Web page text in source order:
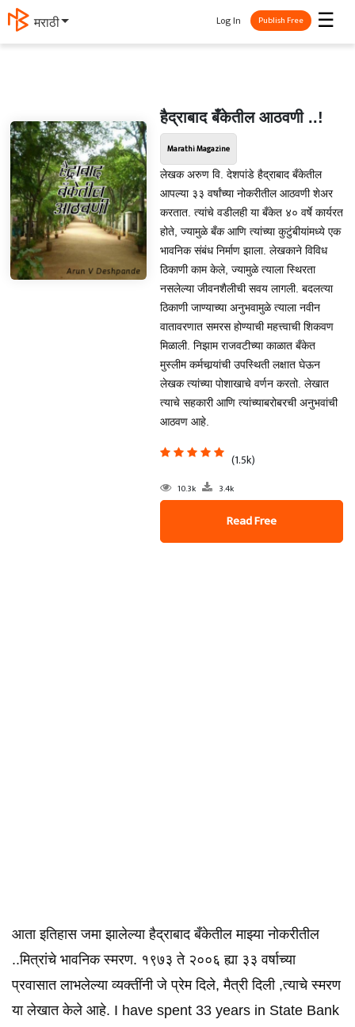
मराठी ☰
Log In Publish Free
हैद्राबाद बँकेतील आठवणी ..!
Marathi Magazine
लेखक अरुण वि. देशपांडे हैद्राबाद बँकेतील
आपल्या ३३ वर्षांच्या नोकरीतील आठवणी शेअर
करतात. त्यांचे वडीलही या बँकेत ४० वर्षे कार्यरत
होते, ज्यामुळे बँक आणि त्यांच्या कुटुंबीयांमध्ये एक
भावनिक संबंध निर्माण झाला. लेखकाने विविध
ठिकाणी काम केले, ज्यामुळे त्याला स्थिरता
नसलेल्या जीवनशैलीची सवय लागली. बदलत्या
ठिकाणी जाण्याच्या अनुभवामुळे त्याला नवीन
वातावरणात समरस होण्याची महत्त्वाची शिकवण
मिळाली. निझाम राजवटीच्या काळात बँकेत
मुस्लीम कर्मचार्‍यांची उपस्थिती लक्षात घेऊन
लेखक त्यांच्या पोशाखाचे वर्णन करतो. लेखात
त्याचे सहकारी आणि त्यांच्याबरोबरची अनुभवांची
आठवण आहे.
(1.5k)
10.3k 3.4k
Read Free
आता इतिहास जमा झालेल्या हैद्राबाद बँकेतील माझ्या नोकरीतील
..मित्रांचे भावनिक स्मरण. १९७३ ते २००६ ह्या ३३ वर्षाच्या
प्रवासात लाभलेल्या व्यक्तींनी जे प्रेम दिले, मैत्री दिली ,त्याचे स्मरण
या लेखात केले आहे. I have spent 33 years in State Bank